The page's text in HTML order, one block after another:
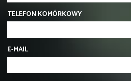
TELEFON KOMÓRKOWY
E-MAIL